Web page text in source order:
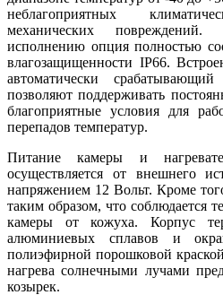
неблагоприятных
механических повреждений.
исполнению опция полностью
влагозащищенности IP66.
автоматически
позволяют поддерживать
благоприятные условия для
перепадов температур.
Питание камеры и
осуществляется от внешнего
напряжением 12 Вольт. Кроме
таким образом, что соблюдается
камеры от кожуха. Корпус
алюминиевых сплавов и
полиэфирной порошковой
нагрева солнечными лучами
козырек.